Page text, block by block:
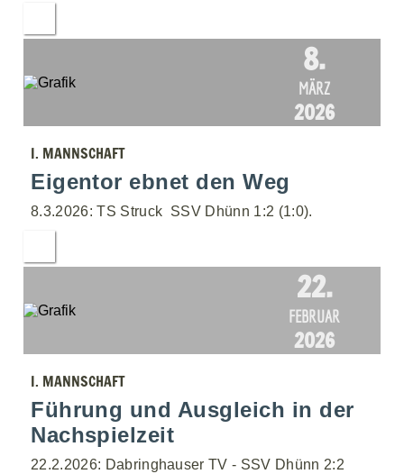
8.
MÄRZ
2026
I. MANNSCHAFT
Eigentor ebnet den Weg
8.3.2026: TS Struck  SSV Dhünn 1:2 (1:0).
22.
FEBRUAR
2026
I. MANNSCHAFT
Führung und Ausgleich in der
Nachspielzeit
22.2.2026: Dabringhauser TV - SSV Dhünn 2:2